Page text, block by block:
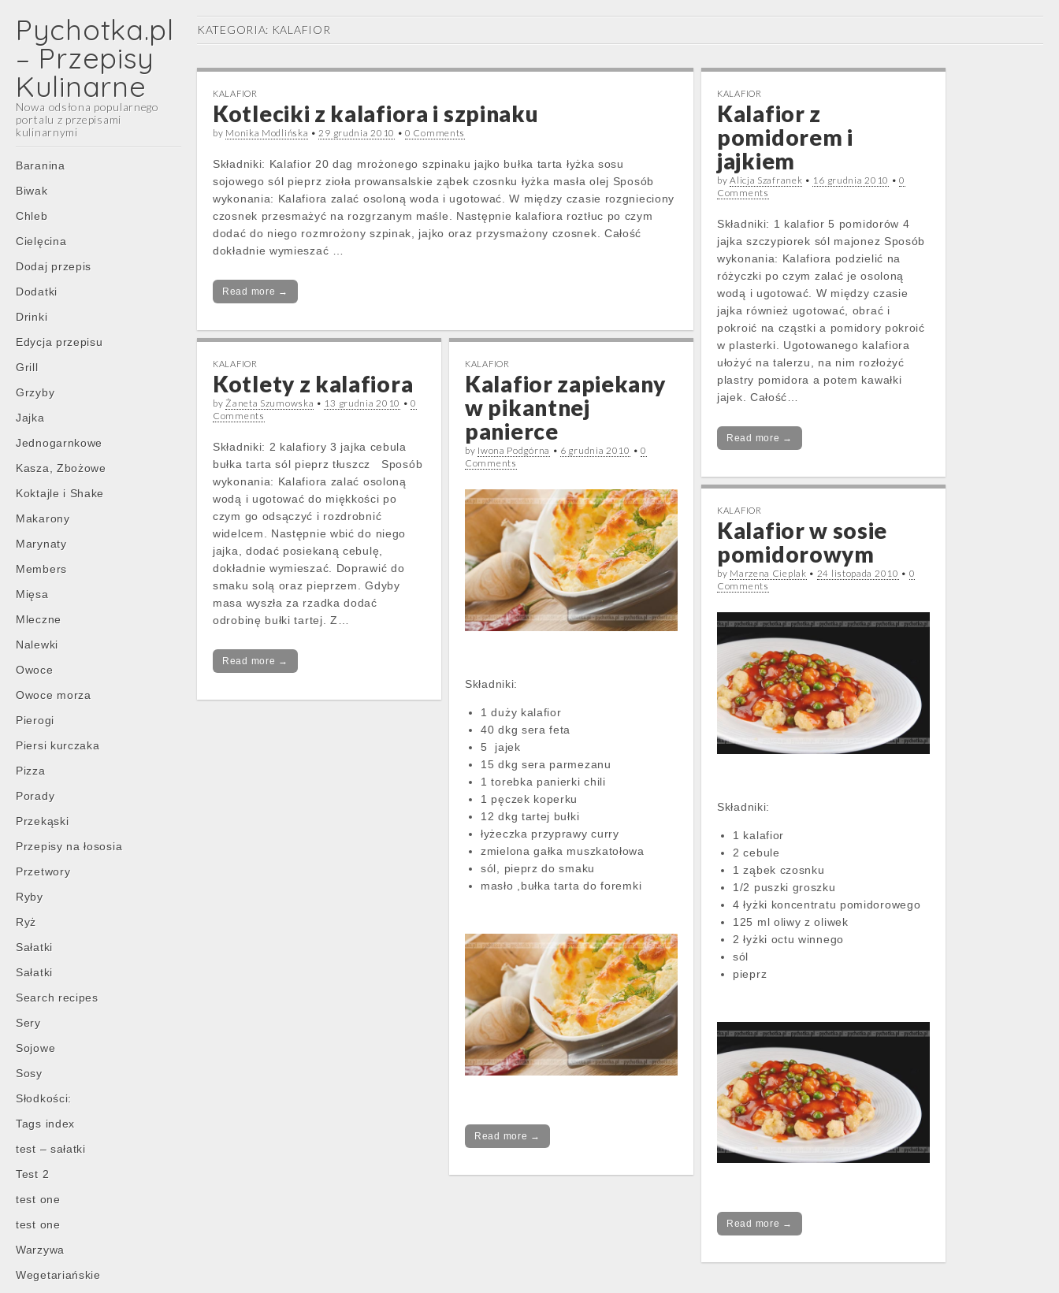
Pychotka.pl
– Przepisy
Kulinarne
Nowa odsłona popularnego
portalu z przepisami
kulinarnymi
Main
menu
Skip
content
Baranina
Biwak
Chleb
Cielęcina
Dodaj przepis
Dodatki
Drinki
Edycja przepisu
Grill
Grzyby
Jajka
Jednogarnkowe
Kasza, Zbożowe
Koktajle i Shake
Makarony
Marynaty
Members
Mięsa
Mleczne
Nalewki
Owoce
Owoce morza
Pierogi
Piersi kurczaka
Pizza
Porady
Przekąski
Przepisy na łososia
Przetwory
Ryby
Ryż
Sałatki
Sałatki
Search recipes
Sery
Sojowe
Sosy
Słodkości:
Tags index
test – sałatki
Test 2
test one
test one
Warzywa
Wegetariańskie
KATEGORIA: KALAFIOR
KALAFIOR
Kotleciki z kalafiora i szpinaku
by Monika Modlińska •29 grudnia 2010 •0 Comments
Składniki: Kalafior 20 dag mrożonego szpinaku jajko bułka tarta łyżka sosu
sojowego sól pieprz zioła prowansalskie ząbek czosnku łyżka masła olej Sposób
wykonania: Kalafiora zalać osoloną woda i ugotować. W między czasie rozgnieciony
czosnek przesmażyć na rozgrzanym maśle. Następnie kalafiora roztłuc po czym
dodać do niego rozmrożony szpinak, jajko oraz przysmażony czosnek. Całość
dokładnie wymieszać …
Read more →
KALAFIOR
Kalafior z
pomidorem i
jajkiem
byAlicja Szafranek • 16 grudnia 2010 •0
Comments
Składniki: 1 kalafior 5 pomidorów 4
jajka szczypiorek sól majonez Sposób
wykonania: Kalafiora podzielić na
różyczki po czym zalać je osoloną
wodą i ugotować. W między czasie
jajka również ugotować, obrać i
pokroić na cząstki a pomidory pokroić
w plasterki. Ugotowanego kalafiora
ułożyć na talerzu, na nim rozłożyć
plastry pomidora a potem kawałki
jajek. Całość…
Read more →
KALAFIOR
Kotlety z kalafiora
byŻaneta Szumowska • 13 grudnia 2010 •0
Comments
Składniki: 2 kalafiory 3 jajka cebula
bułka tarta sól pieprz tłuszcz Sposób
wykonania: Kalafiora zalać osoloną
wodą i ugotować do miękkości po
czym go odsączyć i rozdrobnić
widelcem. Następnie wbić do niego
jajka, dodać posiekaną cebulę,
dokładnie wymieszać. Doprawić do
smaku solą oraz pieprzem. Gdyby
masa wyszła za rzadka dodać
odrobinę bułki tartej. Z…
Read more →
KALAFIOR
Kalafior zapiekany
w pikantnej
panierce
by Iwona Podgórna • 6 grudnia 2010 • 0
Comments
Składniki:
1 duży kalafior
40 dkg sera feta
5 jajek
15 dkg sera parmezanu
1 torebka panierki chili
1 pęczek koperku
12 dkg tartej bułki
łyżeczka przyprawy curry
zmielona gałka muszkatołowa
sól, pieprz do smaku
masło ,bułka tarta do foremki
Read more →
KALAFIOR
Kalafior w sosie
pomidorowym
by Marzena Cieplak • 24 listopada 2010 • 0
Comments
Składniki:
1 kalafior
2 cebule
1 ząbek czosnku
1/2 puszki groszku
4 łyżki koncentratu pomidorowego
125 ml oliwy z oliwek
2 łyżki octu winnego
sól
pieprz
Read more →